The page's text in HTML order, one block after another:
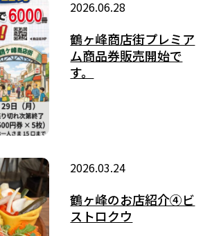
2026.06.28
鶴ヶ峰商店街プレミア
ム商品券販売開始で
す。
2026.03.24
鶴ヶ峰のお店紹介④ビ
ストロクウ